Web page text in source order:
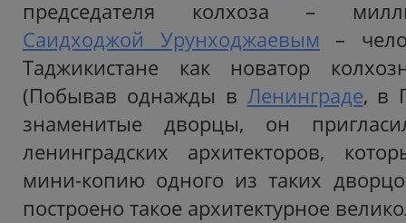
председателя колхоза –
Саидходжой Урунходжаевым –
Таджикистане как новатор
(Побывав однажды в Ленинграде, в
знаменитые дворцы, он
ленинградских архитекторов,
мини-копию одного из таких
построено такое архитектурное